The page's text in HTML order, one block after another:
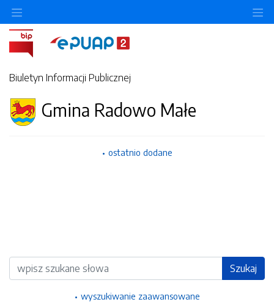
Biuletyn Informacji Publicznej
Gmina Radowo Małe
ostatnio dodane
Wyszukiwarka Szukaj
wyszukiwanie zaawansowane